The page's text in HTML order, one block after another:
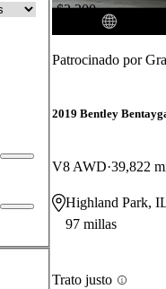
-$2,300
Patrocinado por
2019 Bentley
V8 AWD 39,822
Highland Park,
97 millas
Trato justo